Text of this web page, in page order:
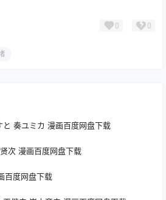
0 0
奏ユミカ 漫画百度网盘下载
次 漫画百度网盘下载
百度网盘下载